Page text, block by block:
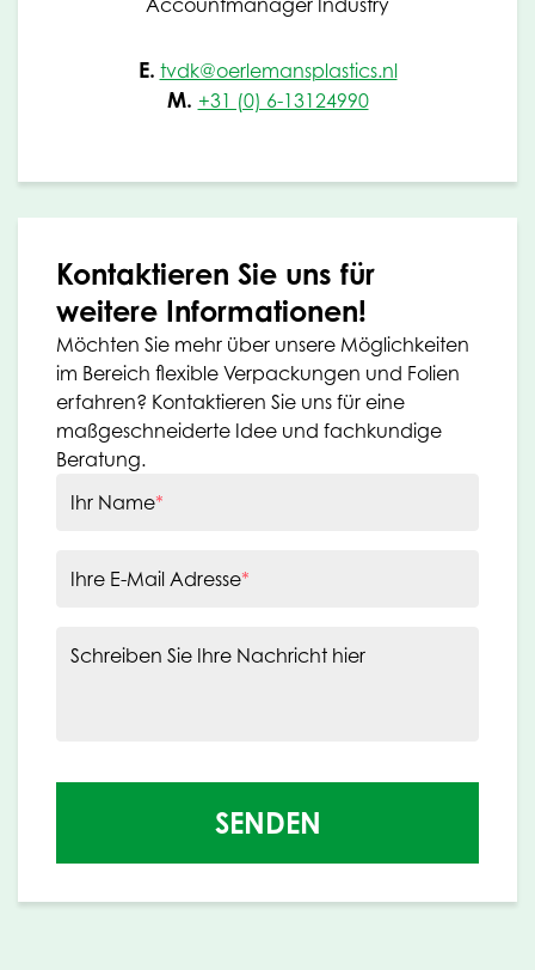
E. tvdk@oerlemansplastics.nl
M. +31 (0) 6-13124990
Kontaktieren Sie uns für
weitere Informationen!
Möchten Sie mehr über unsere Möglichkeiten
im Bereich flexible Verpackungen und Folien
erfahren? Kontaktieren Sie uns für eine
maßgeschneiderte Idee und fachkundige
Beratung.
Ihr Name*
Ihre E-Mail Adresse*
Schreiben Sie Ihre Nachricht hier
SENDEN